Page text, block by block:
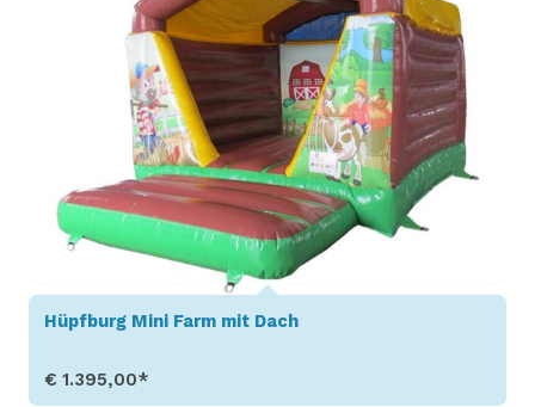
Hüpfburg Mini Farm mit Dach
€ 1.395,00*